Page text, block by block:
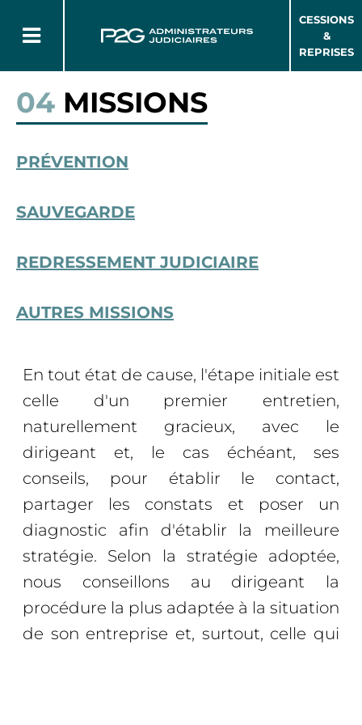
CESSIONS
&
REPRISES
04 MISSIONS
PRÉVENTION
SAUVEGARDE
REDRESSEMENT JUDICIAIRE
AUTRES MISSIONS
En tout état de cause, l'étape initiale est
celle d'un premier entretien,
naturellement gracieux, avec le
dirigeant et, le cas échéant, ses
conseils, pour établir le contact,
partager les constats et poser un
diagnostic afin d'établir la meilleure
stratégie. Selon la stratégie adoptée,
nous conseillons au dirigeant la
procédure la plus adaptée à la situation
de son entreprise et, surtout, celle qui